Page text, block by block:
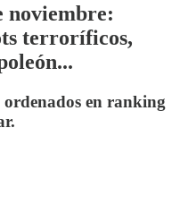
noviembre:
terroríficos,
ordenados en ranking